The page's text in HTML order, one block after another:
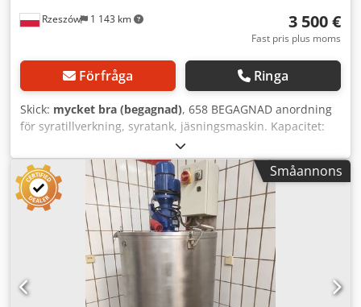
Rzeszów 1 143 km 3 500 €
Fast pris plus moms
Förfråga Ringa
Skick: mycket bra (begagnad), 658 BEGAGNAD anordning
för syratillverkning, syratank, jäsningsmaskin. Kapacitet:
200 L. YTTERMÅTT (i cm) - Höjd: 94 - Bredd: 90 Dedpfx
Aophpc Heczekr - Längd: 94 Utrustningen är redo för
leverans och finns på vårt lager (36-068 Bachórz, Polen).
Angivet pris är netto. VI TALAR ENGELSKA, TYSKA,
FRANSKA, RYSKA, UKRAINSKA.
Småannons